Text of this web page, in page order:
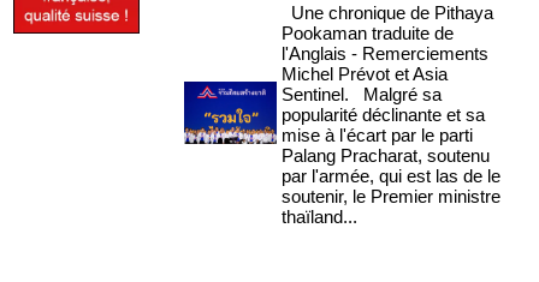
Une chronique de Pithaya
Pookaman traduite de
l'Anglais - Remerciements
Michel Prévot et Asia
Sentinel. Malgré sa
popularité déclinante et sa
mise à l'écart par le parti
Palang Pracharat, soutenu
par l'armée, qui est las de le
soutenir, le Premier ministre
thaïland...